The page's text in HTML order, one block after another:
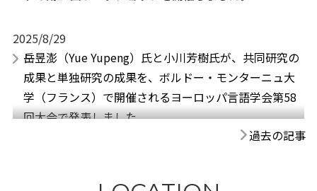
2025/8/29
岳昱澎（Yue Yupeng）氏と小川芳樹氏が、共同研究の
成果と単独研究の成果を、ボルドー・モンターニュ大
学（フランス）で開催されるヨーロッパ言語学会第58
回大会で発表しました。
過去の記事